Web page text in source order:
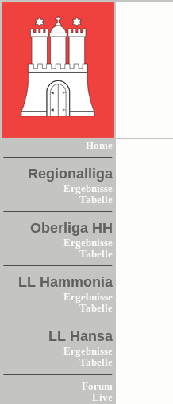
Home
Regionalliga
Ergebnisse
Tabelle
Oberliga HH
Ergebnisse
Tabelle
LL Hammonia
Ergebnisse
Tabelle
LL Hansa
Ergebnisse
Tabelle
Forum
Live